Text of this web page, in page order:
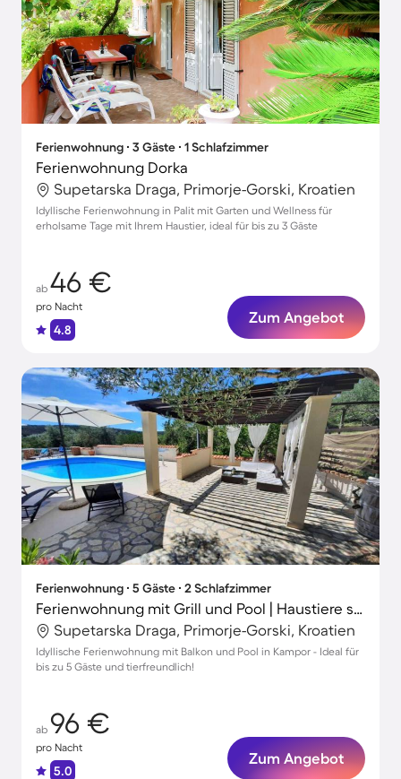
Ferienwohnung ∙ 3 Gäste ∙ 1 Schlafzimmer
Ferienwohnung Dorka
Supetarska Draga, Primorje-Gorski, Kroatien
Idyllische Ferienwohnung in Palit mit Garten und Wellness für
erholsame Tage mit Ihrem Haustier, ideal für bis zu 3 Gäste
ab 46 €
pro Nacht
4.8
Zum Angebot
Ferienwohnung ∙ 5 Gäste ∙ 2 Schlafzimmer
Ferienwohnung mit Grill und Pool | Haustiere sind willkommen
Supetarska Draga, Primorje-Gorski, Kroatien
Idyllische Ferienwohnung mit Balkon und Pool in Kampor - Ideal für
bis zu 5 Gäste und tierfreundlich!
ab 96 €
pro Nacht
5.0
Zum Angebot